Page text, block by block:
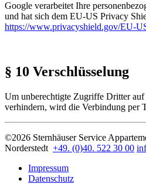
Google verarbeitet Ihre
und hat sich dem EU-US Privacy
https://www.privacyshield.gov/EU-
§ 10 Verschlüsselung
Um unberechtigte Zugriffe Dritter
verhindern, wird die Verbindung per
©2026 Sternhäuser Service
Norderstedt +49. (0)40. 522 30 00
Impressum
Datenschutz